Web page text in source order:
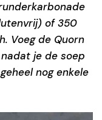
of 350
Voeg de Quorn
je de soep
nog enkele